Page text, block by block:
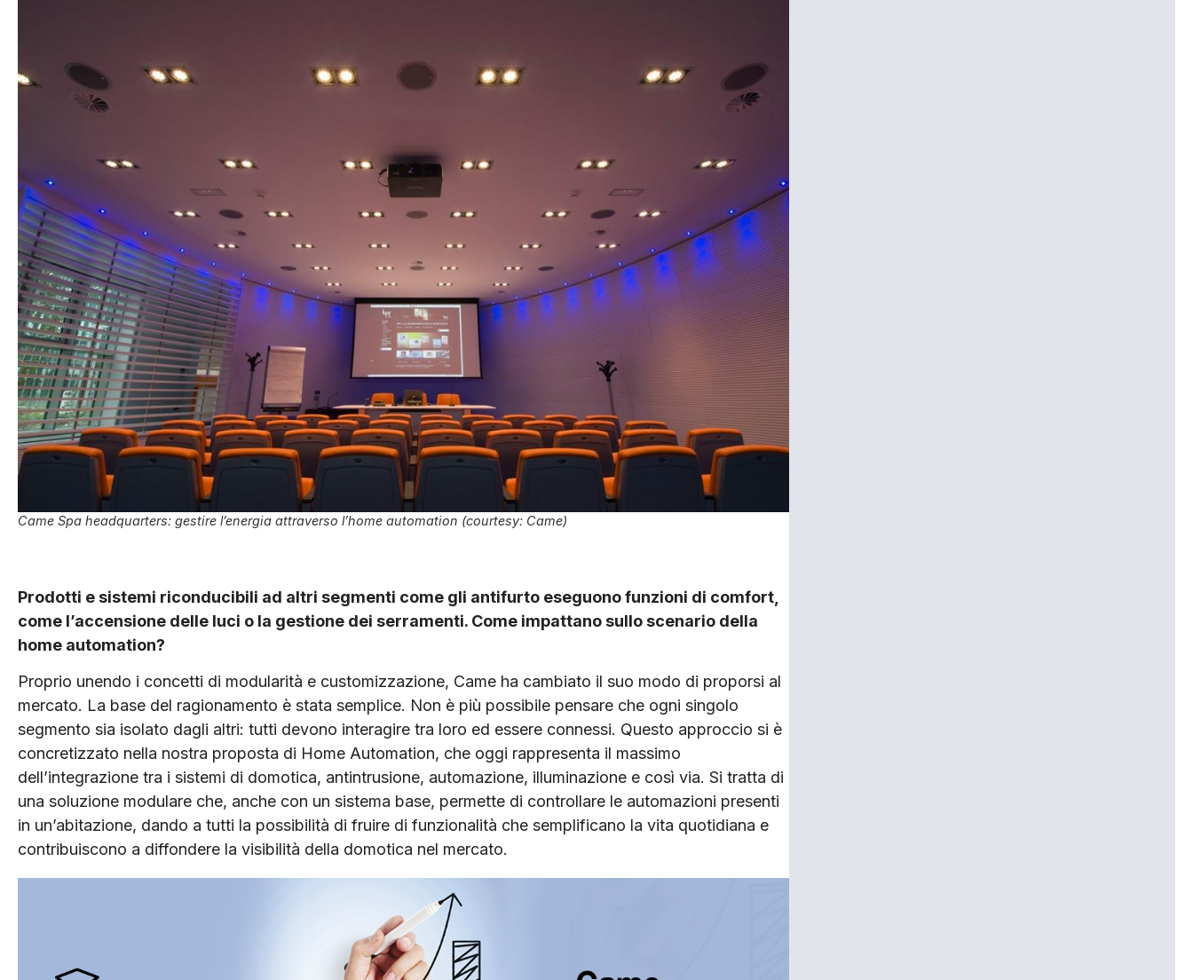
Came Spa headquarters: gestire l’energia attraverso l’home automation (courtesy: Came)
Prodotti e sistemi riconducibili ad altri segmenti come gli antifurto eseguono funzioni di comfort,
come l’accensione delle luci o la gestione dei serramenti. Come impattano sullo scenario della
home automation?
Proprio unendo i concetti di modularità e customizzazione, Came ha cambiato il suo modo di proporsi al
mercato. La base del ragionamento è stata semplice. Non è più possibile pensare che ogni singolo
segmento sia isolato dagli altri: tutti devono interagire tra loro ed essere connessi. Questo approccio si è
concretizzato nella nostra proposta di Home Automation, che oggi rappresenta il massimo
dell’integrazione tra i sistemi di domotica, antintrusione, automazione, illuminazione e così via. Si tratta di
una soluzione modulare che, anche con un sistema base, permette di controllare le automazioni presenti
in un’abitazione, dando a tutti la possibilità di fruire di funzionalità che semplificano la vita quotidiana e
contribuiscono a diffondere la visibilità della domotica nel mercato.